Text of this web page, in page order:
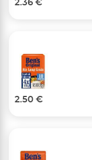
2.36 €
2.50 €